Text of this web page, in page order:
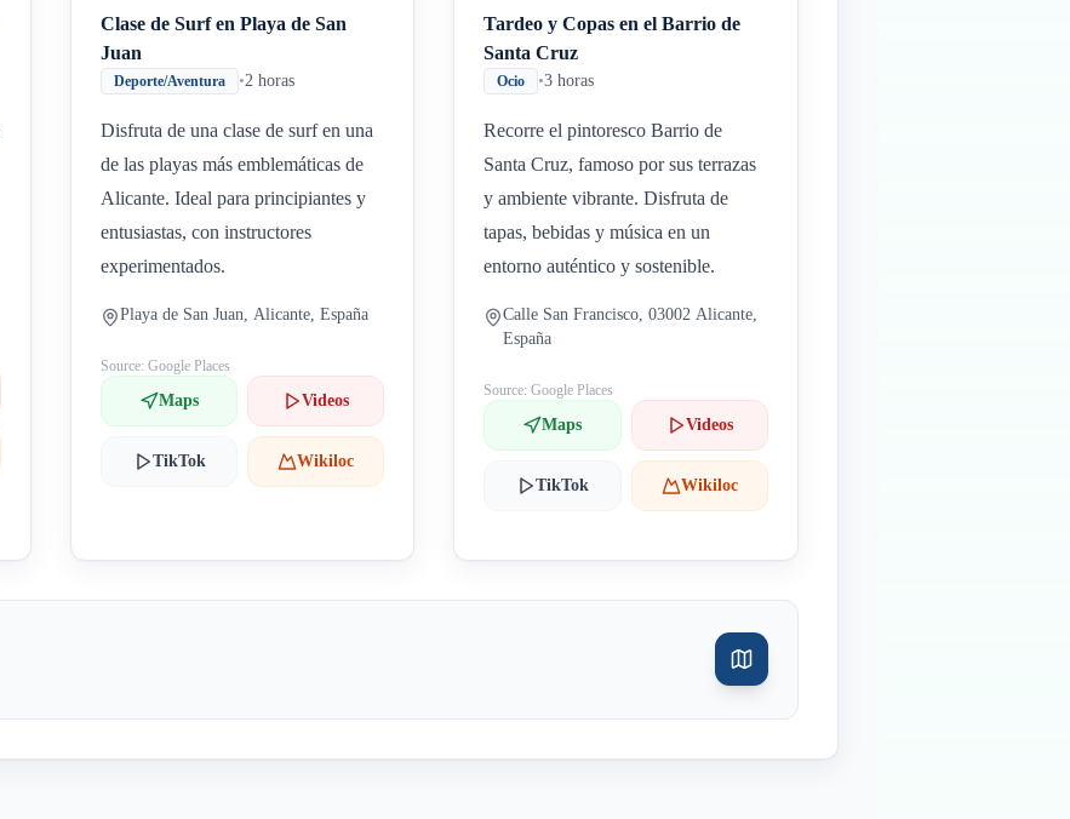
Clase de Surf en Playa de San
Juan
Deporte/Aventura •2 horas
Disfruta de una clase de surf en una
de las playas más emblemáticas de
Alicante. Ideal para principiantes y
entusiastas, con instructores
experimentados.
Playa de San Juan, Alicante, España
Source: Google Places
Maps Videos
TikTok Wikiloc
Tardeo y Copas en el Barrio de
Santa Cruz
Ocio •3 horas
Recorre el pintoresco Barrio de
Santa Cruz, famoso por sus terrazas
y ambiente vibrante. Disfruta de
tapas, bebidas y música en un
entorno auténtico y sostenible.
Calle San Francisco, 03002 Alicante,
España
Source: Google Places
Maps Videos
TikTok Wikiloc